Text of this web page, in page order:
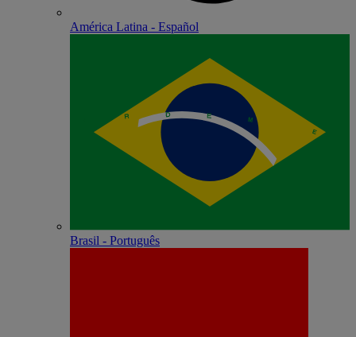
América Latina - Español
Brasil - Português